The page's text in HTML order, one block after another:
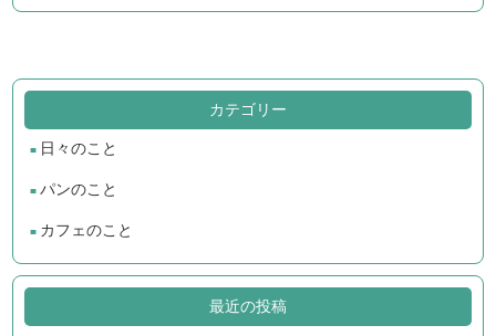
カテゴリー
日々のこと
パンのこと
カフェのこと
最近の投稿